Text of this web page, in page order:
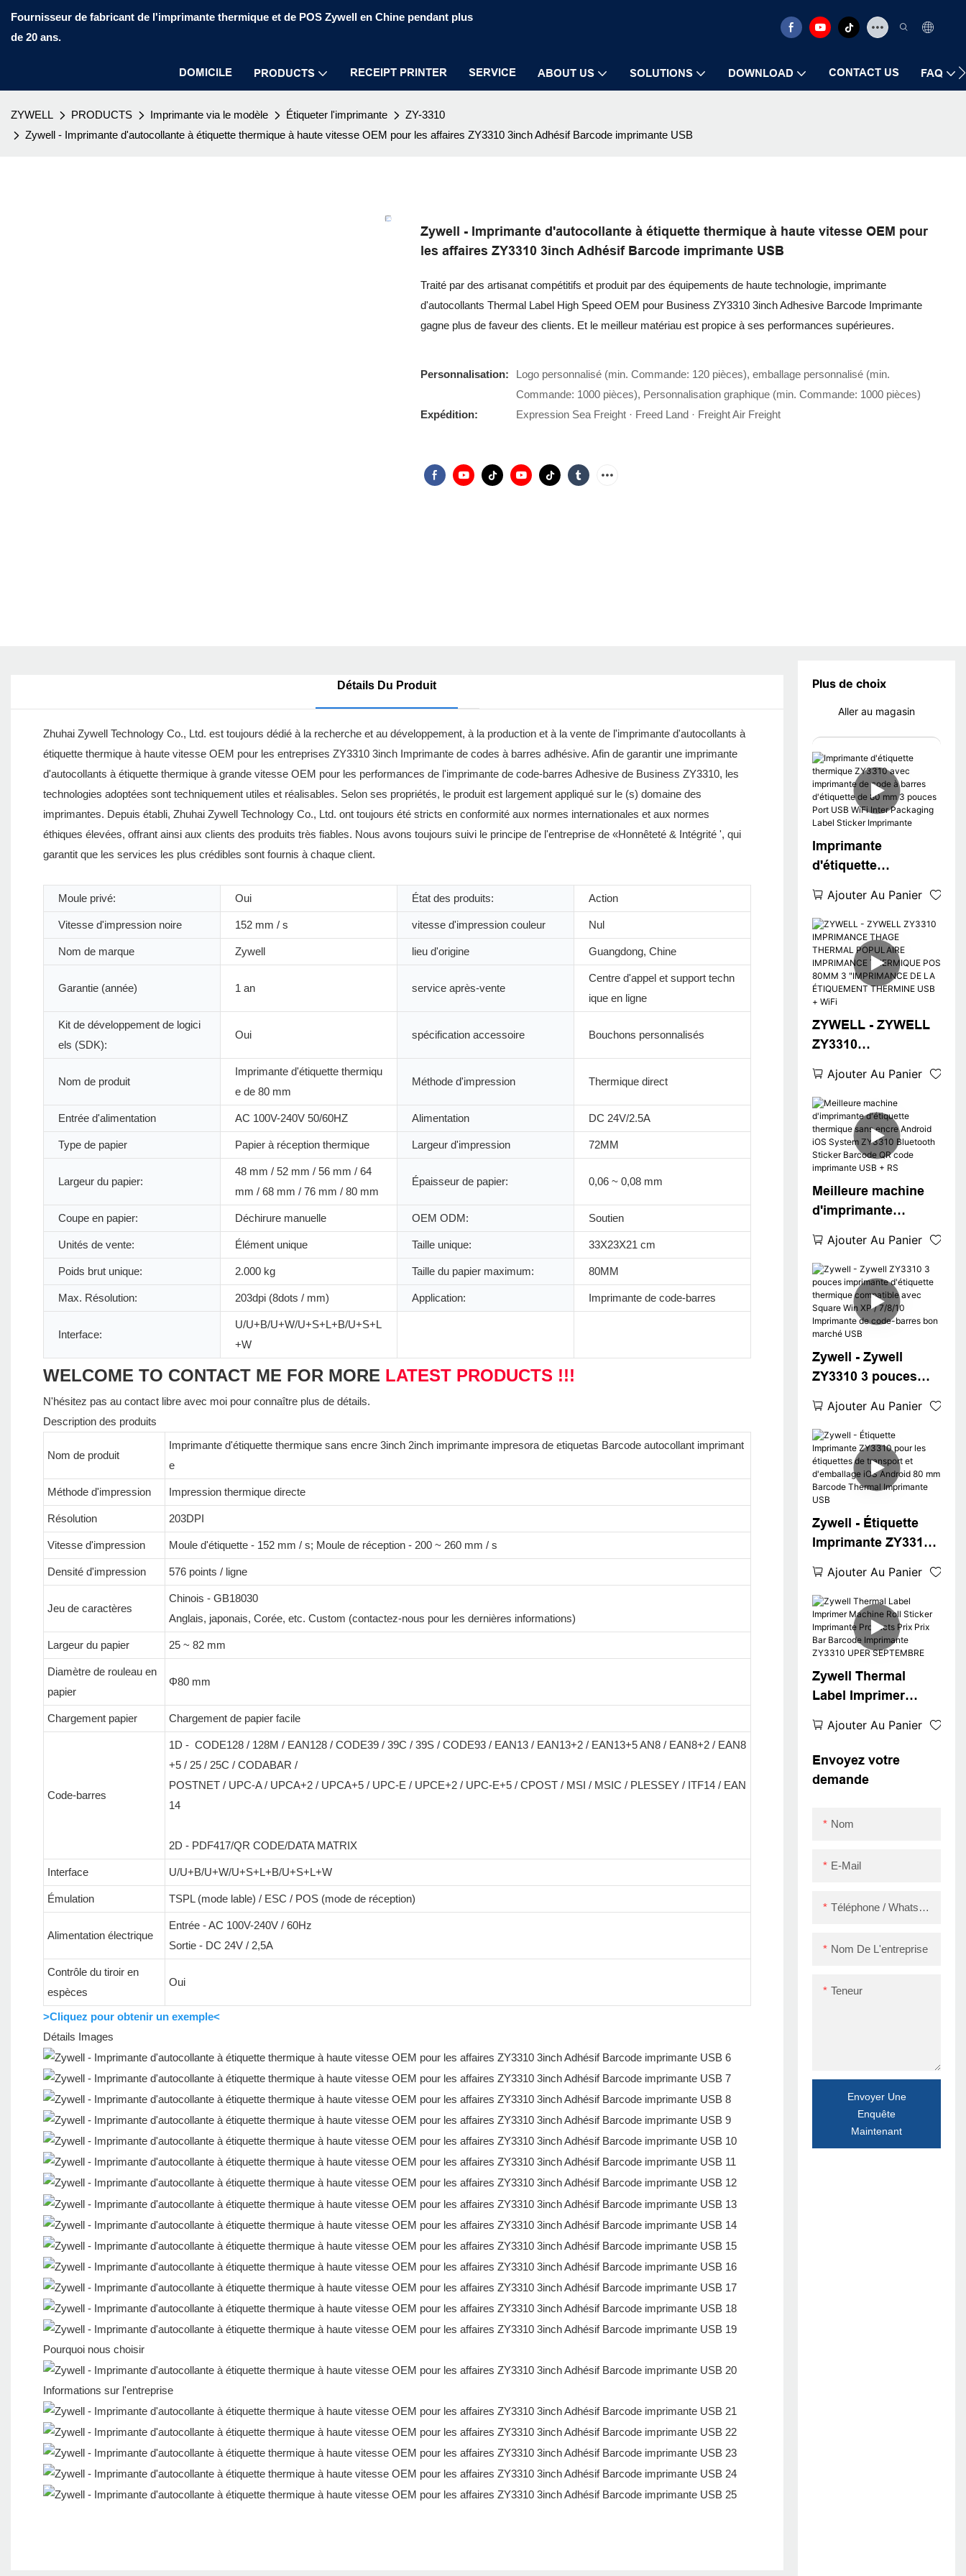
Fournisseur de fabricant de l'imprimante thermique et de POS Zywell en Chine pendant plus
de 20 ans.
DOMICILE PRODUCTS RECEIPT PRINTER SERVICE ABOUT US SOLUTIONS DOWNLOAD CONTACT US FAQ
ZYWELL PRODUCTS Imprimante via le modèle Étiqueter l'imprimante
ZY-3310
Zywell - Imprimante d'autocollante à étiquette thermique à haute vitesse OEM pour les affaires ZY3310 3inch Adhésif Barcode imprimante USB
Zywell - Imprimante d'autocollante à étiquette thermique à haute vitesse OEM pour
les affaires ZY3310 3inch Adhésif Barcode imprimante USB
Traité par des artisanat compétitifs et produit par des équipements de haute technologie, imprimante
d'autocollants Thermal Label High Speed ​​OEM pour Business ZY3310 3inch Adhesive Barcode Imprimante
gagne plus de faveur des clients. Et le meilleur matériau est propice à ses performances supérieures.
Personnalisation:
Logo personnalisé (min. Commande: 120 pièces), emballage personnalisé (min.
Commande: 1000 pièces), Personnalisation graphique (min. Commande: 1000 pièces)
Expédition:
Expression Sea Freight · Freed Land · Freight Air Freight
Plus de choix
Aller au magasin
Imprimante
d'étiquette
avec imprimante de
code à barres
d'étiquette de 80 mm
3 pouces Port USB
WiFi Inter Packaging
Label Sticker
Imprimante
Ajouter Au Panier
ZYWELL - ZYWELL
ZY3310
THAGE THERMAL
POPULAIRE
IMPRIMANCE
THERMIQUE POS
80MM 3
LA ÉTIQUEMENT
THERMINE USB +
WiFi
Ajouter Au Panier
Meilleure machine
d'imprimante
thermique sans
encre Android iOS
System ZY3310
Bluetooth Sticker
Barcode QR code
RS
Ajouter Au Panier
Zywell - Zywell
ZY3310 3 pouces
d'étiquette
thermique
compatible avec
Square Win XP /
7/8/10 Imprimante de
code-barres bon
marché USB
Ajouter Au Panier
Zywell - Étiquette
Imprimante ZY3310
de transport et
d'emballage iOS
Android 80 mm
Barcode Thermal
Imprimante USB
Ajouter Au Panier
Zywell Thermal
Label Imprimer
Imprimante
Products Prix Prix
Bar Barcode
Ajouter Au Panier
Envoyez votre
demande
Nom
E-Mail
Téléphone / WhatsApp / Skype
Nom De L'entreprise
Teneur
Envoyer Une
Enquête
Maintenant
Détails Du Produit
Zhuhai Zywell Technology Co., Ltd. est toujours dédié à la recherche et au développement, à la production et à la vente de l'imprimante d'autocollants à
étiquette thermique à haute vitesse OEM pour les entreprises ZY3310 3inch Imprimante de codes à barres adhésive. Afin de garantir une imprimante
d'autocollants à étiquette thermique à grande vitesse OEM pour les performances de l'imprimante de code-barres Adhesive de Business ZY3310, les
technologies adoptées sont techniquement utiles et réalisables. Selon ses propriétés, le produit est largement appliqué sur le (s) domaine des
imprimantes. Depuis établi, Zhuhai Zywell Technology Co., Ltd. ont toujours été stricts en conformité aux normes internationales et aux normes
éthiques élevées, offrant ainsi aux clients des produits très fiables. Nous avons toujours suivi le principe de l'entreprise de «Honnêteté & Intégrité ', qui
garantit que les services les plus crédibles sont fournis à chaque client.
Moule privé: Oui État des produits: Action
Vitesse d'impression noire 152 mm / s vitesse d'impression couleur Nul
Nom de marque Zywell lieu d'origine Guangdong, Chine
Garantie (année) 1 an service après-vente
Centre d'appel et support techn
ique en ligne
Kit de développement de logici
els (SDK):
Oui spécification accessoire Bouchons personnalisés
Nom de produit
Imprimante d'étiquette thermiqu
e de 80 mm
Méthode d'impression Thermique direct
Entrée d'alimentation AC 100V-240V 50/60HZ Alimentation DC 24V/2.5A
Type de papier Papier à réception thermique Largeur d'impression 72MM
Largeur du papier:
48 mm / 52 mm / 56 mm / 64
mm / 68 mm / 76 mm / 80 mm
Épaisseur de papier: 0,06 ~ 0,08 mm
Coupe en papier: Déchirure manuelle OEM ODM: Soutien
Unités de vente: Élément unique Taille unique: 33X23X21 cm
Poids brut unique: 2.000 kg Taille du papier maximum: 80MM
Max. Résolution: 203dpi (8dots / mm) Application: Imprimante de code-barres
Interface:
U/U+B/U+W/U+S+L+B/U+S+L
+W
WELCOME TO CONTACT ME FOR MORE LATEST PRODUCTS !!!
N'hésitez pas au contact libre avec moi pour connaître plus de détails.
Description des produits
Nom de produit
Imprimante d'étiquette thermique sans encre 3inch 2inch imprimante impresora de etiquetas Barcode autocollant imprimant
e
Méthode d'impression Impression thermique directe
Résolution 203DPI
Vitesse d'impression Moule d'étiquette - 152 mm / s; Moule de réception - 200 ~ 260 mm / s
Densité d'impression 576 points / ligne
Jeu de caractères
Chinois - GB18030
Anglais, japonais, Corée, etc. Custom (contactez-nous pour les dernières informations)
Largeur du papier 25 ~ 82 mm
Diamètre de rouleau en
papier
Φ80 mm
Chargement papier Chargement de papier facile
Code-barres
1D - CODE128 / 128M / EAN128 / CODE39 / 39C / 39S / CODE93 / EAN13 / EAN13+2 / EAN13+5 AN8 / EAN8+2 / EAN8
+5 / 25 / 25C / CODABAR /
POSTNET / UPC-A / UPCA+2 / UPCA+5 / UPC-E / UPCE+2 / UPC-E+5 / CPOST / MSI / MSIC / PLESSEY / ITF14 / EAN
14
2D - PDF417/QR CODE/DATA MATRIX
Interface U/U+B/U+W/U+S+L+B/U+S+L+W
Émulation TSPL (mode lable) / ESC / POS (mode de réception)
Alimentation électrique
Entrée - AC 100V-240V / 60Hz
Sortie - DC 24V / 2,5A
Contrôle du tiroir en
espèces
Oui
>Cliquez pour obtenir un exemple<
Détails Images
Pourquoi nous choisir
Informations sur l'entreprise